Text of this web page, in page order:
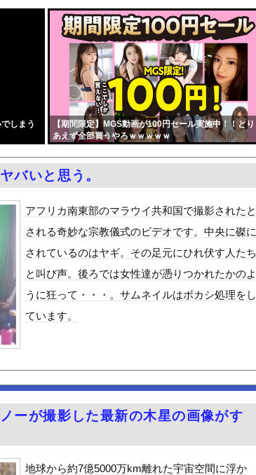
ク」元ジャンポケ斉藤の不同意性交公判
じゃね？
ト！！久々の姿にファン悶絶ｗｗ
イレグ股間
うとするのを止めろ」
官僚の増上慢っぷりに衝撃を受ける人が続出、な...
言うけど・・・
年・川口侑斗被告に「無期懲役」の判決 当...
rawやhitomiを使わずに無料で読む方法...
放流」中国都市「三峡沿線の道路水没」中国政...
ナーから「寝たほうがいい！」と言われてガチ...
S31Zいくらかかってるんだ…
けたのか」
最大級の火山の兆し＝韓国の反応
げるフリをする → 猫はこうなります…
体、まさか分からないDTなんておらんよな？...
ト！！
けた
所って10年前と同レベルなの(ドン引き
いうゴミイベント ガチで高すぎると話題に
車が突如右折し路面電車と衝突→乗ってた三人...
しまう
【期間限定】MGS動画が100円セール実施中！！とり
あえず全部買うやろｗｗｗｗｗ
バいと思う。
アフリカ南東部のマラウイ共和国で撮影されたと
される奇妙な宗教儀式のビデオです。中央に磔に
されているのはヤギ。その足元にひれ伏す人たち
と叫び声。後ろでは女性達が憑りつかれたかのよ
うに狂って・・・。サムネイルはボカシ処理をし
ています。
ーが撮影した最新の木星の画像がす
地球から約7億5000万km離れた宇宙空間に浮か